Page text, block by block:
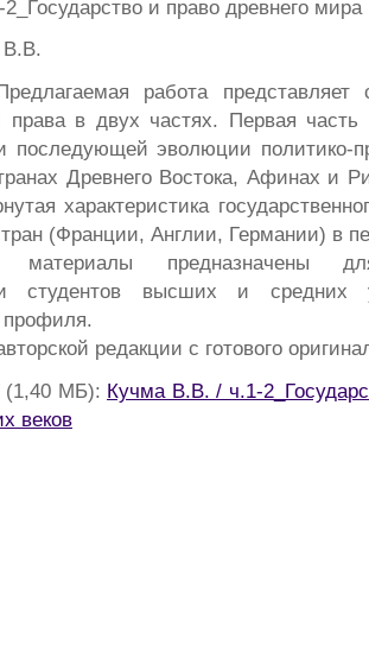
2_Государство и право древнего
В.В.
работа представляет
права в двух частях. Первая
последующей эволюции политико-
Древнего Востока, Афинах и
характеристика
(Франции, Англии, Германии) в
материалы предназначены
студентов высших и средних
профиля.
редакции с готового
(1,40 МБ): Кучма В.В. / ч.1-
веков